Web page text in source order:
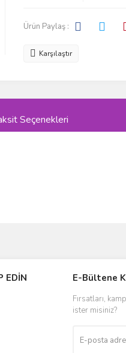
Ürün Paylaş :
Karşılaştır
Seçenekleri
EDİN E-Bültene
Fırsatları,
ister misiniz?